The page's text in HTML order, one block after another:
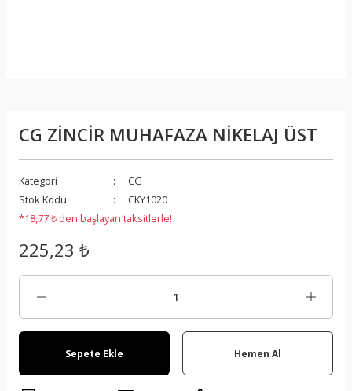
CG ZİNCİR MUHAFAZA NİKELAJ ÜST
Kategori
CG
Stok Kodu
CKY1020
*18,77 ₺ den başlayan taksitlerle!
225,23 ₺
Sepete Ekle Hemen Al